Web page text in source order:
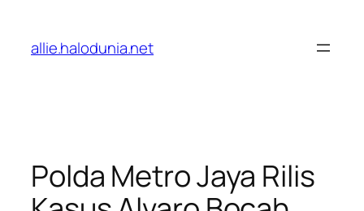
konten
allie.halodunia.net
Polda Metro Jaya Rilis